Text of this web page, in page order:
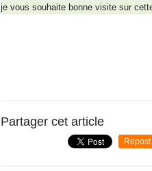
je vous souhaite bonne visite sur
Partager cet article
Repost